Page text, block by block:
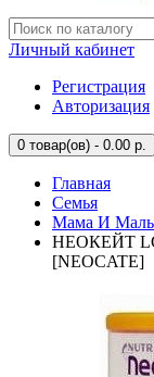
Личный кабинет
Регистрация
Авторизация
0 товар(ов) - 0.00 р.
Главная
Семья
Мама И
НЕОКЕЙТ
[NEOCATE]